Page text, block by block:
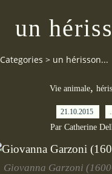
un
Categories > un hérisson...
Vie animale,
21.10.2015
Par Catherine
Giovanna Garzoni